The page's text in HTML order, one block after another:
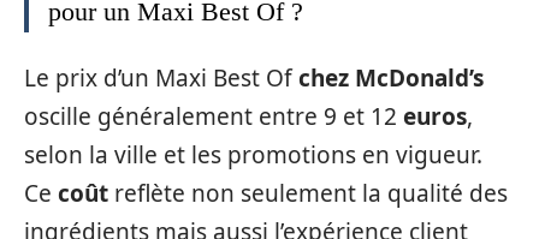
pour un Maxi Best Of ?
Le prix d’un Maxi Best Ofchez McDonald’s
oscille généralement entre 9 et 12 euros,
selon la ville et les promotions en vigueur.
Ce coût reflète non seulement la qualité des
ingrédients mais aussi l’expérience client